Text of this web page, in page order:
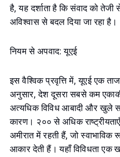
है, यह दर्शाता है कि संवाद को तेजी
अविश्वास से बदल दिया जा रहा है।
नियम से अपवाद: यूएई
इस वैश्विक प्रवृत्ति में, यूएई एक
अनुसार, देश दूसरा सबसे कम एकाकी
अत्यधिक विविध आबादी और खुले
कारण। २०० से अधिक
अमीरात में रहती हैं, जो स्वाभाविक
आकार देती हैं। यहाँ विविधता एक